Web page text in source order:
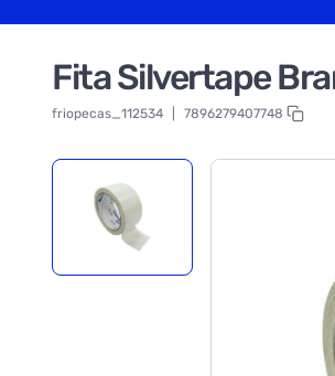
Fita Silvertape
friopecas_112534 7896279407748